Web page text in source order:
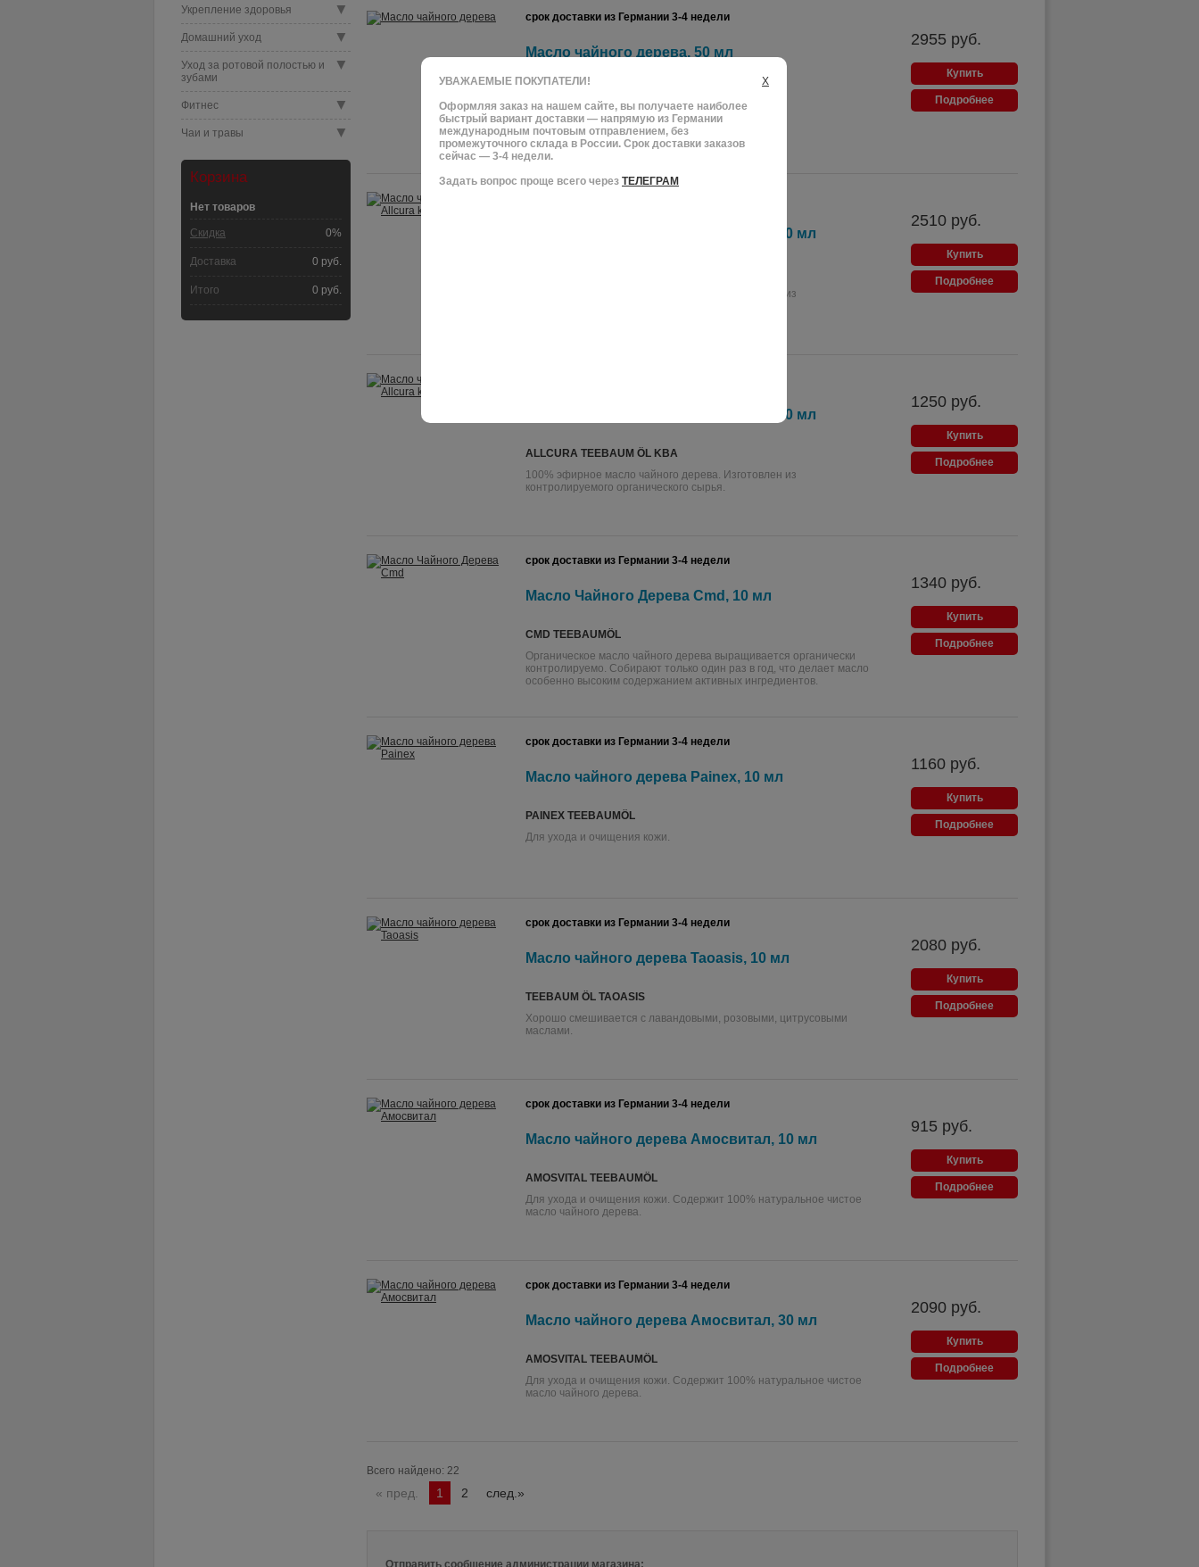
X
УВАЖАЕМЫЕ ПОКУПАТЕЛИ!
Оформляя заказ на нашем сайте, вы получаете наиболее
быстрый вариант доставки — напрямую из Германии
международным почтовым отправлением, без
промежуточного склада в России. Срок доставки заказов
сейчас — 3-4 недели.
Задать вопрос проще всего через ТЕЛЕГРАМ
срок доставки из Германии 3-4 недели
Масло чайного дерева, 50 мл
МАСЛО ЧАЙНОГО ДЕРЕВА
2955 руб.
Купить
Подробнее
Масло чайного дерева Allcura kbA, 30 мл
100% эфирное масло чайного дерева. Изготовлен из
2510 руб.
Купить
Подробнее
Масло чайного дерева Allcura kbA, 10 мл
ALLCURA TEEBAUM ÖL KBA
100% эфирное масло чайного дерева. Изготовлен из
контролируемого органического сырья.
1250 руб.
Купить
Подробнее
срок доставки из Германии 3-4 недели
Масло Чайного Дерева Cmd, 10 мл
CMD TEEBAUMÖL
Органическое масло чайного дерева выращивается органически
контролируемо. Собирают только один раз в год, что делает масло
особенно высоким содержанием активных ингредиентов.
1340 руб.
Купить
Подробнее
срок доставки из Германии 3-4 недели
Масло чайного дерева Painex, 10 мл
PAINEX TEEBAUMÖL
Для ухода и очищения кожи.
1160 руб.
Купить
Подробнее
срок доставки из Германии 3-4 недели
Масло чайного дерева Taoasis, 10 мл
TEEBAUM ÖL TAOASIS
Хорошо смешивается с лавандовыми, розовыми, цитрусовыми
маслами.
2080 руб.
Купить
Подробнее
срок доставки из Германии 3-4 недели
Масло чайного дерева Амосвитал, 10 мл
AMOSVITAL TEEBAUMÖL
Для ухода и очищения кожи. Содержит 100% натуральное чистое
масло чайного дерева.
915 руб.
Купить
Подробнее
срок доставки из Германии 3-4 недели
Масло чайного дерева Амосвитал, 30 мл
AMOSVITAL TEEBAUMÖL
Для ухода и очищения кожи. Содержит 100% натуральное чистое
масло чайного дерева.
2090 руб.
Купить
Подробнее
Всего найдено: 22
« пред. 1 2 след.»
Отправить сообщение администрации магазина:
▼
Укрепление здоровья
▼
Домашний уход
▼
Уход за ротовой полостью и
зубами
▼
Фитнес
▼
Чаи и травы
Корзина
Нет товаров
Скидка 0%
Доставка 0 руб.
Итого 0 руб.